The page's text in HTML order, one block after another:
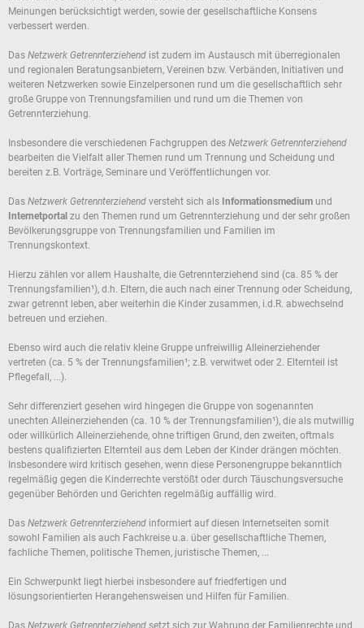
Meinungen berücksichtigt werden, sowie der gesellschaftliche Konsens
verbessert werden.
Das Netzwerk Getrennterziehend ist zudem im Austausch mit überregionalen
und regionalen Beratungsanbietern, Vereinen bzw. Verbänden, Initiativen und
weiteren Netzwerken sowie Einzelpersonen rund um die gesellschaftlich sehr
große Gruppe von Trennungsfamilien und rund um die Themen von
Getrennterziehung.
Insbesondere die verschiedenen Fachgruppen des Netzwerk Getrennterziehend
bearbeiten die Vielfalt aller Themen rund um Trennung und Scheidung und
bereiten z.B. Vorträge, Seminare und Veröffentlichungen vor.
Das Netzwerk Getrennterziehend versteht sich als Informationsmedium und
Internetportal zu den Themen rund um Getrennterziehung und der sehr großen
Bevölkerungsgruppe von Trennungsfamilien und Familien im
Trennungskontext.
Hierzu zählen vor allem Haushalte, die Getrennterziehend sind (ca. 85 % der
Trennungsfamilien¹), d.h. Eltern, die auch nach einer Trennung oder Scheidung,
zwar getrennt leben, aber weiterhin die Kinder zusammen, i.d.R. abwechselnd
betreuen und erziehen.
Ebenso wird auch die relativ kleine Gruppe unfreiwillig Alleinerziehender
vertreten (ca. 5 % der Trennungsfamilien¹; z.B. verwitwet oder 2. Elternteil ist
Pflegefall, ...).
Sehr differenziert gesehen wird hingegen die Gruppe von sogenannten
unechten Alleinerziehenden (ca. 10 % der Trennungsfamilien¹), die als mutwillig
oder willkürlich Alleinerziehende, ohne triftigen Grund, den zweiten, oftmals
bestens qualifizierten Elternteil aus dem Leben der Kinder drängen möchten.
Insbesondere wird kritisch gesehen, wenn diese Personengruppe bekanntlich
regelmäßig gegen die Kinderrechte verstößt oder durch Täuschungsversuche
gegenüber Behörden und Gerichten regelmäßig auffällig wird.
Das Netzwerk Getrennterziehend informiert auf diesen Internetseiten somit
sowohl Familien als auch Fachkreise u.a. über gesellschaftliche Themen,
fachliche Themen, politische Themen, juristische Themen, ...
Ein Schwerpunkt liegt hierbei insbesondere auf friedfertigen und
lösungsorientierten Herangehensweisen und Hilfen für Familien.